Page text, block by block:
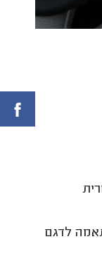
ולהתאמה לדגם